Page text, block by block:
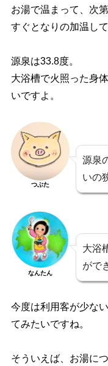
お湯で温まって、次
すぐとなりの加温し
源泉は33.8度。
大浴槽で火照った身
いですよ。
つぶた
源泉
いの
なんたん
大浴
がで
今度は利用客が少な
てみたいですね。
そういえば、お湯に